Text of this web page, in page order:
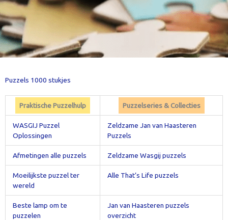
Puzzels 1000 stukjes
Praktische Puzzelhulp Puzzelseries & Collecties
WASGIJ Puzzel
Oplossingen
Zeldzame Jan van Haasteren
Puzzels
Afmetingen alle puzzels Zeldzame Wasgij puzzels
Moeilijkste puzzel ter
wereld
Alle That’s Life puzzels
Beste lamp om te
puzzelen
Jan van Haasteren puzzels
overzicht